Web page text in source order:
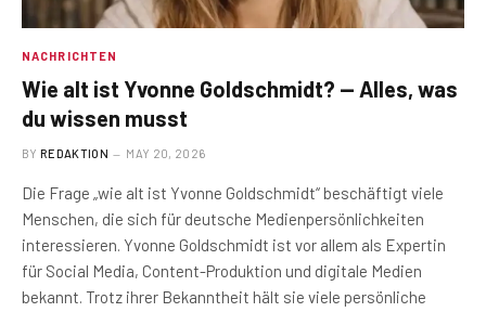
NACHRICHTEN
Wie alt ist Yvonne Goldschmidt? — Alles, was
du wissen musst
BY REDAKTION MAY 20, 2026
Die Frage „wie alt ist Yvonne Goldschmidt“ beschäftigt viele
Menschen, die sich für deutsche Medienpersönlichkeiten
interessieren. Yvonne Goldschmidt ist vor allem als Expertin
für Social Media, Content-Produktion und digitale Medien
bekannt. Trotz ihrer Bekanntheit hält sie viele persönliche